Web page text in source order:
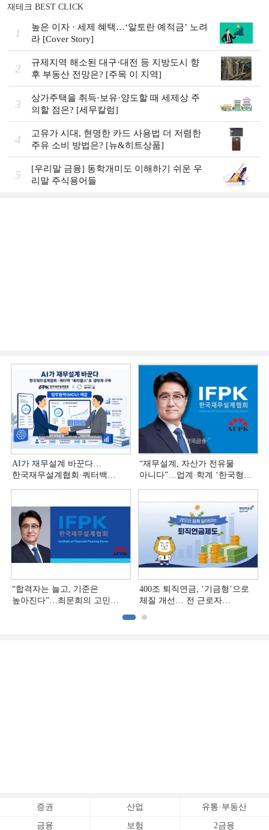
재테크 BEST CLICK
1
높은 이자 · 세제 혜택…‘알토란 예적금’ 노려
라 [Cover Story]
2
규제지역 해소된 대구·대전 등 지방도시 향
후 부동산 전망은? [주목 이 지역]
3
상가주택을 취득·보유·양도할 때 세제상 주
의할 점은? [세무칼럼]
4
고유가 시대, 현명한 카드 사용법 더 저렴한
주유 소비 방법은? [뉴&히트상품]
5
[우리말 금융] 동학개미도 이해하기 쉬운 우
리말 주식용어들
AI가 재무설계 바꾼다…
한국재무설계협회·쿼터백
“재무설계, 자산가 전유물
아니다”…업계·학계 ‘한국형
“합격자는 늘고, 기준은
높아진다”…최문희의 고민
400조 퇴직연금, ‘기금형’으로
체질 개선… 전 근로자
증권 산업 유통·부동산
금융 보험 2금융